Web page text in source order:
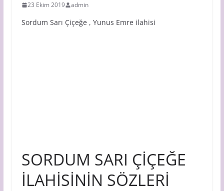
23 Ekim 2019 admin
Sordum Sarı Çiçeğe , Yunus Emre ilahisi
SORDUM SARI ÇİÇEĞE
İLAHİSİNİN SÖZLERİ